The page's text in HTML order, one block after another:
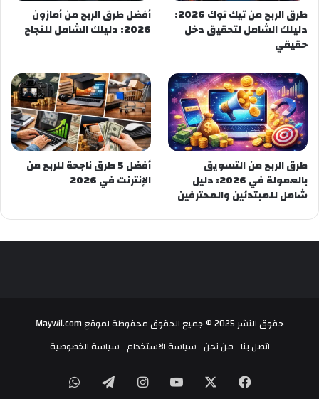
طرق الربح من تيك توك 2026:
دليلك الشامل لتحقيق دخل
حقيقي
أفضل طرق الربح من أمازون
2026: دليلك الشامل للنجاح
طرق الربح من التسويق
بالعمولة في 2026: دليل
شامل للمبتدئين والمحترفين
أفضل 5 طرق ناجحة للربح من
الإنترنت في 2026
حقوق النشر 2025 © جميع الحقوق محفوظة لموقع Maywil.com
اتصل بنا من نحن سياسة الاستخدام سياسة الخصوصية
فيسبوك ‫YouTubeانستقرامتيلقرامواتساب